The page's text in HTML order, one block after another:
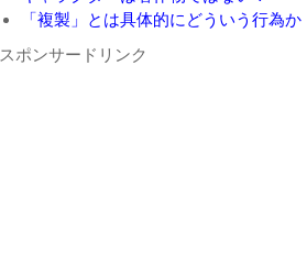
「複製」とは具体的にどういう行為か
スポンサードリンク